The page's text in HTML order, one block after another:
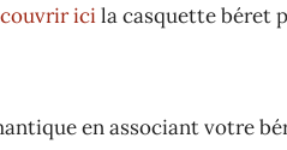
icila casquette béret
en associant votre